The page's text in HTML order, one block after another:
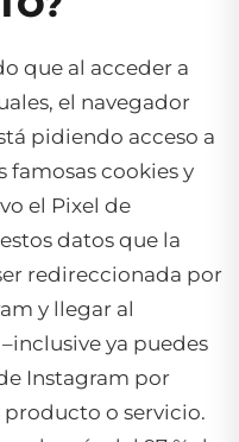
que al acceder a
el navegador
pidiendo acceso a
famosas cookies y
el Pixel de
datos que la
redireccionada por
y llegar al
ya puedes
Instagram por
o servicio.